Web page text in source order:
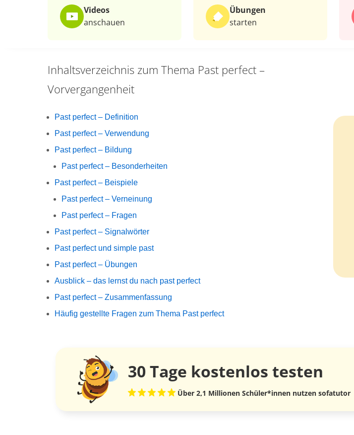
Videos
anschauen
Übungen
starten
Inhaltsverzeichnis zum Thema Past perfect –
Vorvergangenheit
Past perfect – Definition
Past perfect – Verwendung
Past perfect – Bildung
Past perfect – Besonderheiten
Past perfect – Beispiele
Past perfect – Verneinung
Past perfect – Fragen
Past perfect – Signalwörter
Past perfect und simple past
Past perfect – Übungen
Ausblick – das lernst du nach past perfect
Past perfect – Zusammenfassung
Häufig gestellte Fragen zum Thema Past perfect
30 Tage kostenlos testen
Über 2,1 Millionen Schüler*innen nutzen sofatutor